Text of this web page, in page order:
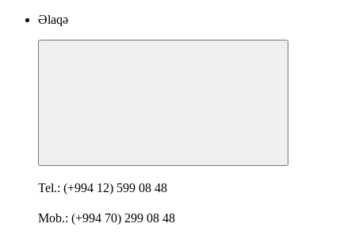
Əlaqə
Tel.: (+994 12) 599 08 48
Mob.: (+994 70) 299 08 48